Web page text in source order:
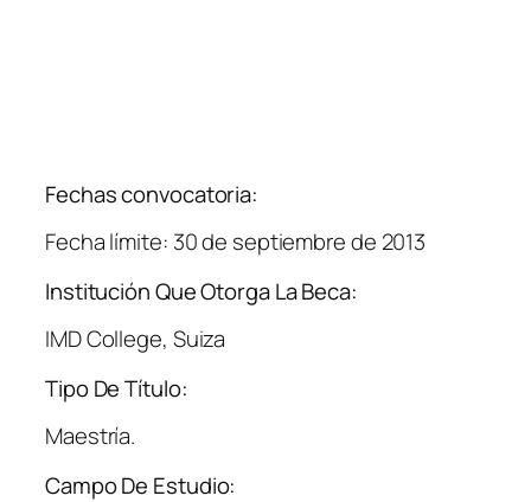
Fechas convocatoria:
Fecha límite: 30 de septiembre de 2013
Institución Que Otorga La Beca:
IMD College, Suiza
Tipo De Título:
Maestría.
Campo De Estudio: